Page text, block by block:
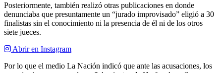
Posteriormente, también realizó otras publicaciones en donde
denunciaba que presuntamente un “jurado improvisado” eligió a 30
finalistas sin el conocimiento ni la presencia de él ni de los otros
siete jueces.
Abrir en Instagram
Por lo que el medio La Nación indicó que ante las acusaciones, los